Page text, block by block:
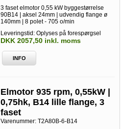
3 faset elmotor 0,55 kW byggestørrelse
90B14 | aksel 24mm | udvendig flange ø
140mm | 8 polet - 705 o/min
Leveringstid: Oplyses på forespørgsel
DKK 2057,50 inkl. moms
INFO
Elmotor 935 rpm, 0,55kW |
0,75hk, B14 lille flange, 3
faset
Varenummer:T2A80B-6-B14